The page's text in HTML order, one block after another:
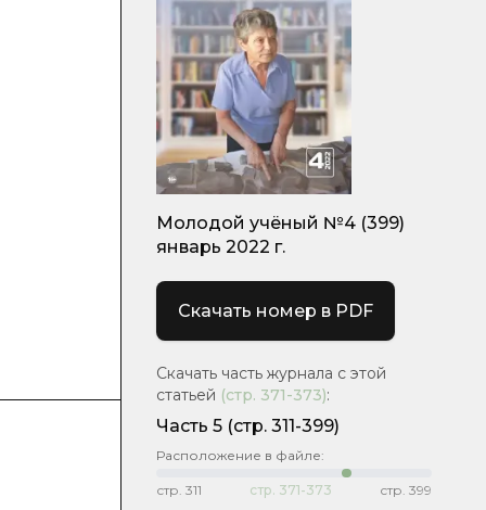
Молодой учёный №4 (399)
январь 2022 г.
Скачать номер в PDF
Скачать часть журнала с этой
статьей (стр. 371-373):
Часть 5 (стр. 311-399)
Расположение в файле:
стр. 311 стр. 371-373 стр. 399